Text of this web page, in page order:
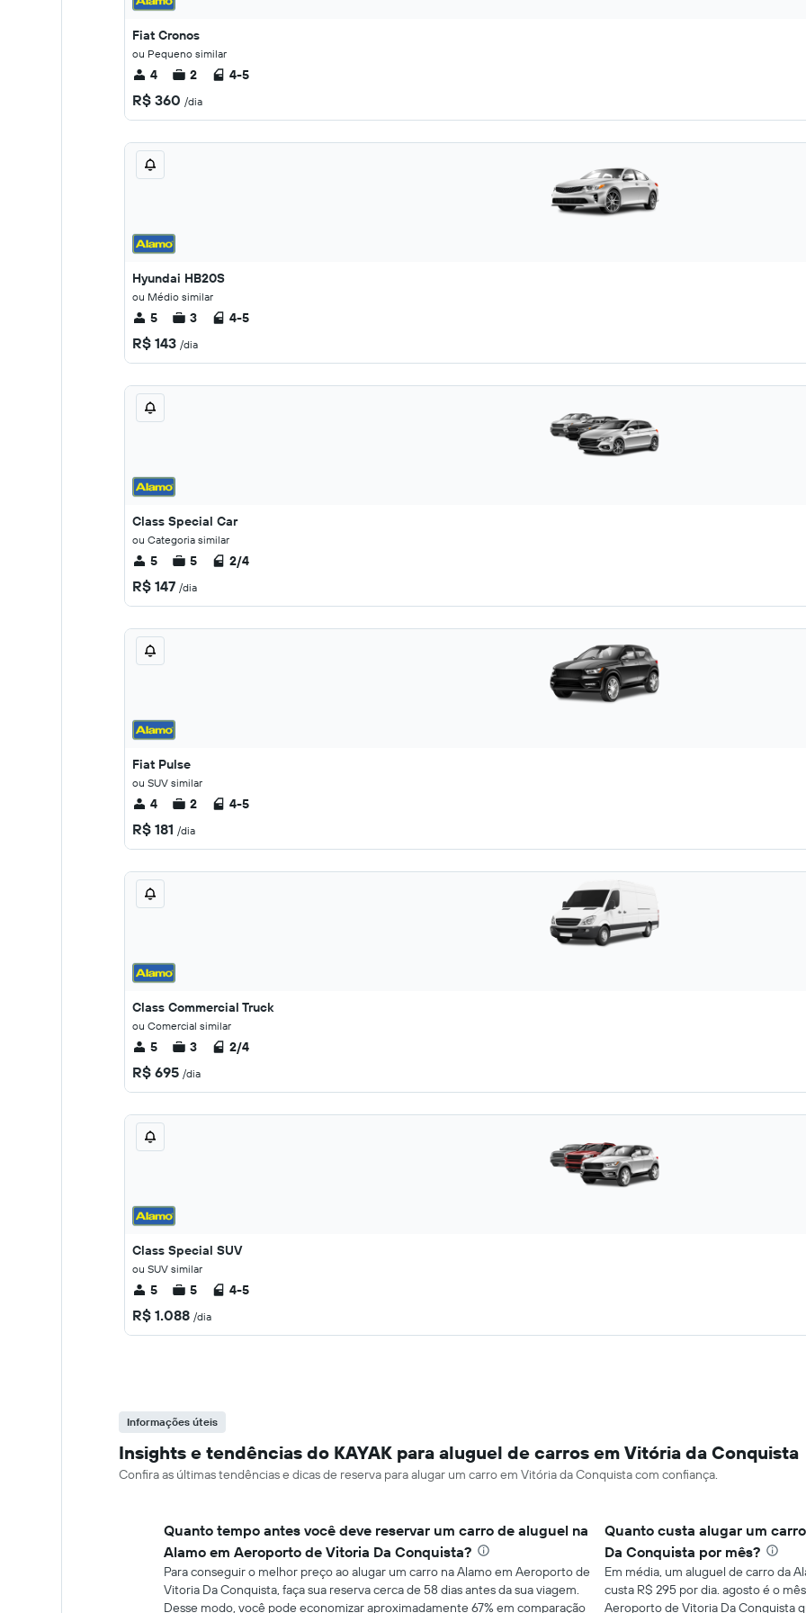
Fiat Cronos
ou Pequeno similar
4 2 4-5
R$ 360 /dia
Hyundai HB20S
ou Médio similar
5 3 4-5
R$ 143 /dia
Class Special Car
ou Categoria similar
5 5 2/4
R$ 147 /dia
Fiat Pulse
ou SUV similar
4 2 4-5
R$ 181 /dia
Class Commercial Truck
ou Comercial similar
5 3 2/4
R$ 695 /dia
Class Special SUV
ou SUV similar
5 5 4-5
R$ 1.088 /dia
Informações úteis
Insights e tendências do KAYAK para aluguel de carros em Vitória da Conquista
Confira as últimas tendências e dicas de reserva para alugar um carro em Vitória da Conquista com confiança.
Quanto tempo antes você deve reservar um carro de aluguel na
Alamo em Aeroporto de Vitoria Da Conquista?
Para conseguir o melhor preço ao alugar um carro na Alamo em Aeroporto de
Vitoria Da Conquista, faça sua reserva cerca de 58 dias antes da sua viagem.
Desse modo, você pode economizar aproximadamente 67% em comparação
Quanto custa alugar um
Da Conquista por mês?
Em média, um aluguel de carro da
custa R$ 295 por dia. agosto é o
Aeroporto de Vitoria Da Conquista